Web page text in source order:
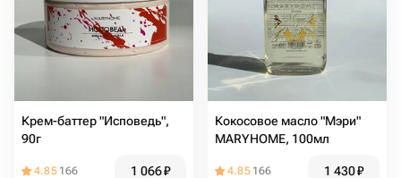
Крем-баттер "Исповедь",
90г
4.85 166 1 066₽
Кокосовое масло "Мэри"
MARYHOME, 100мл
4.85 166 1 430₽